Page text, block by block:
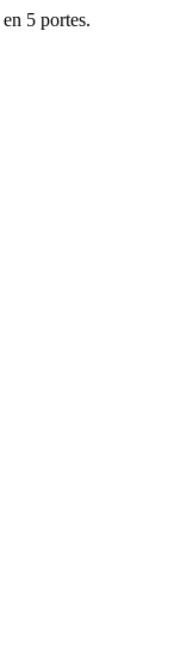
en 5 portes.